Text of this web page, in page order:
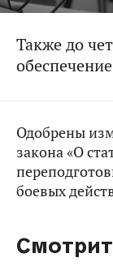
Также до
Одобрены
закона «О
боевых